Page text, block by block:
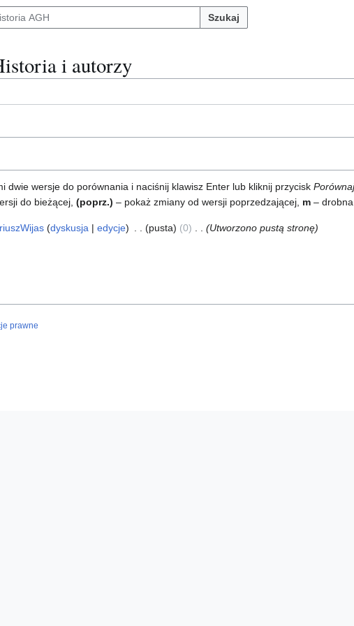
Szukaj
i autorzy
dwie wersje do porównania i naciśnij klawisz Enter lub kliknij przycisk
do bieżącej, (poprz.) – pokaż zmiany od wersji poprzedzającej, m –
dyskusja edycje pusta 0 Utworzono pustą stronę
prawne